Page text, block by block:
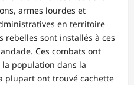
armes lourdes et
en territoire
rebelles sont installés à ces
Ces combats ont
population dans la
plupart ont trouvé cachette